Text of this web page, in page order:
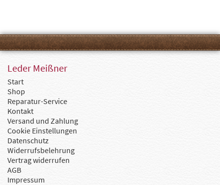
Leder Meißner
Start
Shop
Reparatur-Service
Kontakt
Versand und Zahlung
Cookie Einstellungen
Datenschutz
Widerrufsbelehrung
Vertrag widerrufen
AGB
Impressum